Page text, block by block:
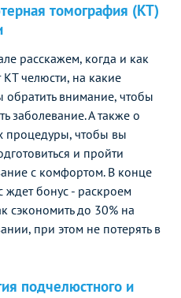
томография (КТ)
расскажем, когда и как
КТ челюсти, на какие
обратить внимание, чтобы
заболевание. А также о
процедуры, чтобы вы
и пройти
с комфортом. В конце
ждет бонус - раскроем
сэкономить до 30% на
при этом не потерять в
подчелюстного и